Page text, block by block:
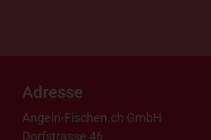
Adresse
Angeln-Fischen.ch GmbH
Dorfstrasse 46